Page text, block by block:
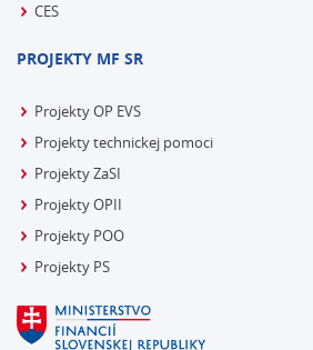
CES
PROJEKTY MF SR
Projekty OP EVS
Projekty technickej pomoci
Projekty ZaSI
Projekty OPII
Projekty POO
Projekty PS